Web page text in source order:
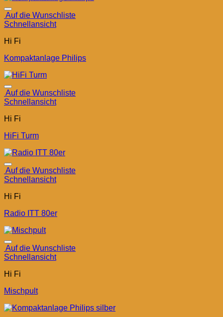
Auf die Wunschliste
Schnellansicht
Hi Fi
Kompaktanlage Philips
Auf die Wunschliste
Schnellansicht
Hi Fi
HiFi Turm
Auf die Wunschliste
Schnellansicht
Hi Fi
Radio ITT 80er
Auf die Wunschliste
Schnellansicht
Hi Fi
Mischpult